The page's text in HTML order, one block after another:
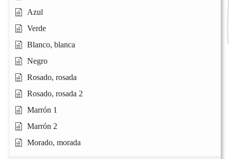
Azul
Verde
Blanco, blanca
Negro
Rosado, rosada
Rosado, rosada 2
Marrón 1
Marrón 2
Morado, morada